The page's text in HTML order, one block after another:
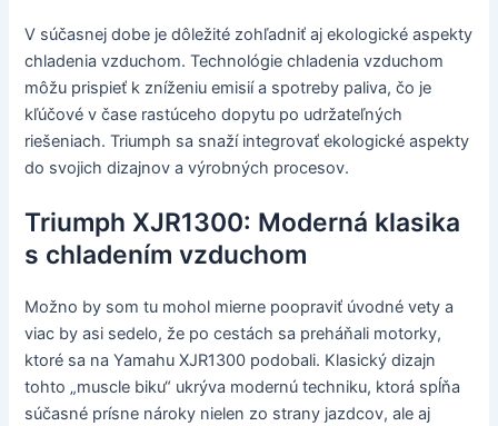
V súčasnej dobe je dôležité zohľadniť aj ekologické aspekty
chladenia vzduchom. Technológie chladenia vzduchom
môžu prispieť k zníženiu emisií a spotreby paliva, čo je
kľúčové v čase rastúceho dopytu po udržateľných
riešeniach. Triumph sa snaží integrovať ekologické aspekty
do svojich dizajnov a výrobných procesov.
Triumph XJR1300: Moderná klasika
s chladením vzduchom
Možno by som tu mohol mierne poopraviť úvodné vety a
viac by asi sedelo, že po cestách sa preháňali motorky,
ktoré sa na Yamahu XJR1300 podobali. Klasický dizajn
tohto „muscle biku“ ukrýva modernú techniku, ktorá spĺňa
súčasné prísne nároky nielen zo strany jazdcov, ale aj